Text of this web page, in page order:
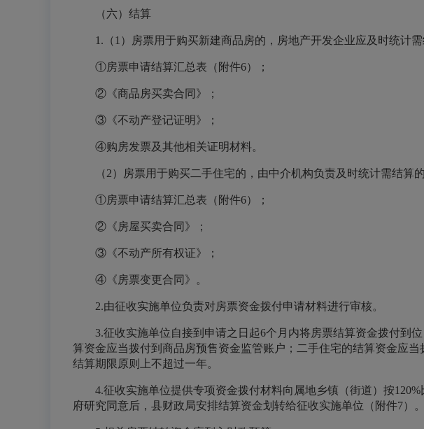
（六）结算
1.（1）房票用于购买新建商品房的，房地产开发企业应及时统计
①房票申请结算汇总表（附件6）；
②《商品房买卖合同》；
③《不动产登记证明》；
④购房发票及其他相关证明材料。
（2）房票用于购买二手住宅的，由中介机构负责及时统计需结
①房票申请结算汇总表（附件6）；
②《房屋买卖合同》；
③《不动产所有权证》；
④《房票变更合同》。
2.由征收实施单位负责对房票资金拨付申请材料进行审核。
3.征收实施单位自接到申请之日起6个月内将房票结算资金拨付到
算资金应当拨付到商品房预售资金监管账户；二手住宅的结算资金应
结算期限原则上不超过一年。
4.征收实施单位提供专项资金拨付材料向属地乡镇（街道）按
府研究同意后，县财政局安排结算资金划转给征收实施单位（附件7）。